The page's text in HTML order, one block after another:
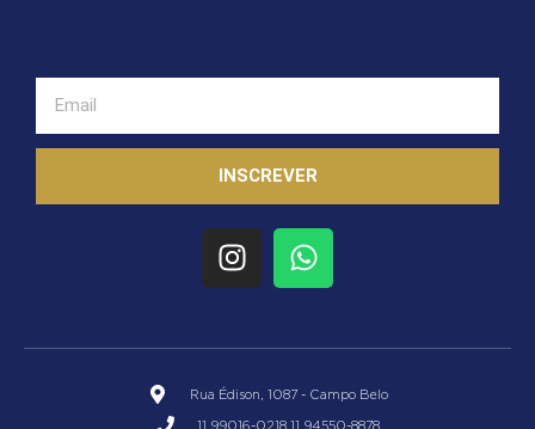
INSCREVER
Rua Édison, 1087 - Campo Belo
11 99016-0218 11 94550-8878